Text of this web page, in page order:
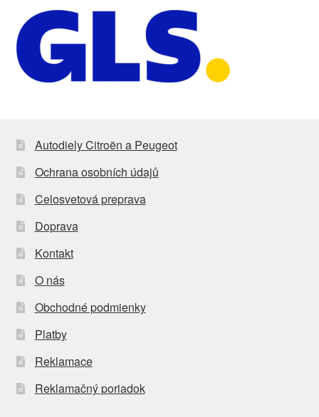
Autodiely Citroën a Peugeot
Ochrana osobních údajů
Celosvetová preprava
Doprava
Kontakt
O nás
Obchodné podmienky
Platby
Reklamace
Reklamačný poriadok